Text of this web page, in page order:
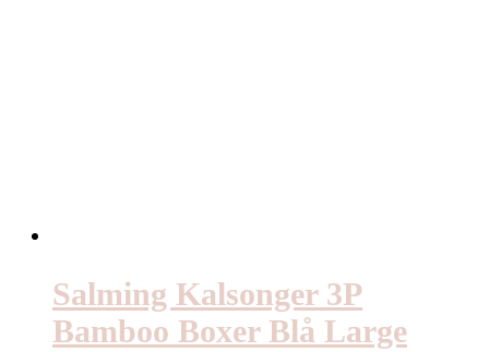
Salming Kalsonger 3P
Bamboo Boxer Blå Large